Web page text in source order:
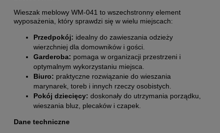
Wieszak meblowy WM-041 to wszechstronny element
wyposażenia, który sprawdzi się w wielu miejscach:
Przedpokój: idealny do zawieszania odzieży
wierzchniej dla domowników i gości.
Garderoba: pomaga w organizacji przestrzeni i
optymalnym wykorzystaniu miejsca.
Biuro: praktyczne rozwiązanie do wieszania
marynarek, toreb i innych rzeczy osobistych.
Pokój dziecięcy: doskonały do utrzymania porządku,
wieszania bluz, plecaków i czapek.
Dane techniczne